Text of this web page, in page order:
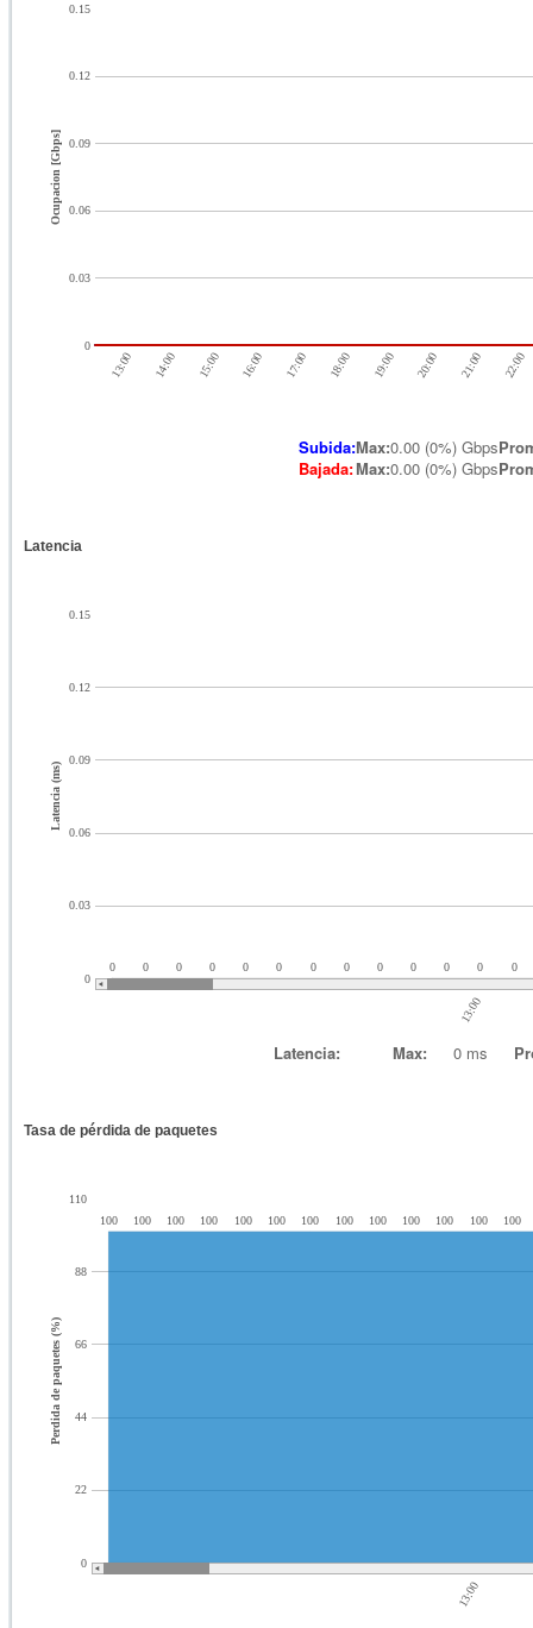
13:00 14:00 15:00 16:00 17:00 18:00 19:00 20:00 21:00 22:00
0
0.03
0.06
0.09
0.12
0.15
Ocupacion [Gbps]
Subida:Max:0.00 (0%) Gbps
Bajada:Max:0.00 (0%) Gbps
Latencia
13:00
0
0.03
0.06
0.09
0.12
0.15
Latencia (ms)
0 0 0 0 0 0 0 0 0 0 0 0 0
Latencia: Max: 0 ms
Tasa de pérdida de paquetes
13:00
0
22
44
66
88
110
Perdida de paquetes (%)
100 100 100 100 100 100 100 100 100 100 100 100 100